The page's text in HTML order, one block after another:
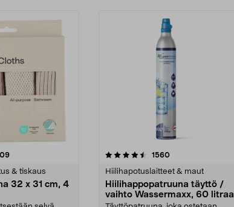
arvostelut
& tiskaus
32 x 31 cm, 4
1560arvostelut
Hiilihapotuslaitteet & maut
Hiilihappopatruuna täyttö /
vaihto Wassermaxx, 60 litraa
4.5viidestä